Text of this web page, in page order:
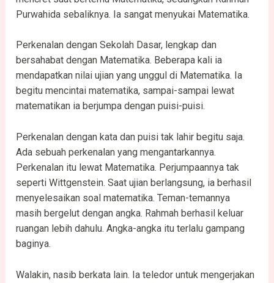
Purwahida sebaliknya. Ia sangat menyukai Matematika.
Perkenalan dengan Sekolah Dasar, lengkap dan
bersahabat dengan Matematika. Beberapa kali ia
mendapatkan nilai ujian yang unggul di Matematika. Ia
begitu mencintai matematika, sampai-sampai lewat
matematikan ia berjumpa dengan puisi-puisi.
Perkenalan dengan kata dan puisi tak lahir begitu saja.
Ada sebuah perkenalan yang mengantarkannya.
Perkenalan itu lewat Matematika. Perjumpaannya tak
seperti Wittgenstein. Saat ujian berlangsung, ia berhasil
menyelesaikan soal matematika. Teman-temannya
masih bergelut dengan angka. Rahmah berhasil keluar
ruangan lebih dahulu. Angka-angka itu terlalu gampang
baginya.
Walakin, nasib berkata lain. Ia teledor untuk mengerjakan